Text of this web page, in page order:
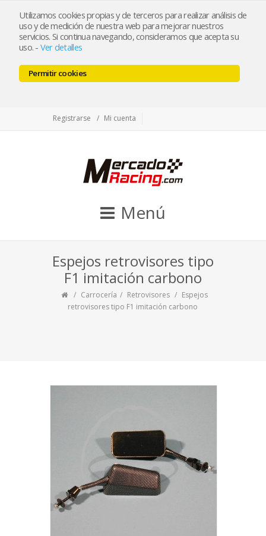
Utilizamos cookies propias y de terceros para realizar análisis de
uso y de medición de nuestra web para mejorar nuestros
servicios. Si continua navegando, consideramos que acepta su
uso. - Ver detalles
Permitir cookies
tienda@mercadoracing.com
Registrarse
Mi cuenta
Menú
Espejos retrovisores tipo
F1 imitación carbono
Carrocería Retrovisores
Espejos
retrovisores tipo F1 imitación carbono